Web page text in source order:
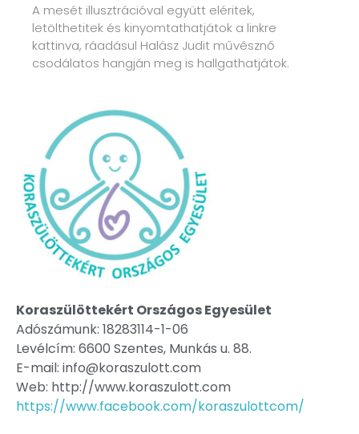
A mesét illusztrációval együtt eléritek,
letölthetitek és kinyomtathatjátok a linkre
kattinva, ráadásul Halász Judit művésznő
csodálatos hangján meg is hallgathatjátok.
Koraszülöttekért Országos Egyesület
Adószámunk: 18283114-1-06
Levélcím: 6600 Szentes, Munkás u. 88.
E-mail: info@koraszulott.com
Web: http://www.koraszulott.com
https://www.facebook.com/koraszulottcom/